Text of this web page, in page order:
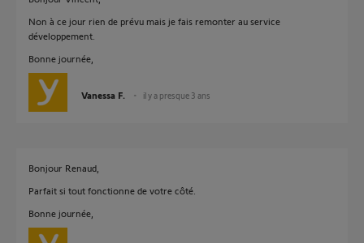
Non à ce jour rien de prévu mais je fais remonter au service
développement.
Bonne journée,
Vanessa F. il y a presque 3 ans
Bonjour Renaud,
Parfait si tout fonctionne de votre côté.
Bonne journée,